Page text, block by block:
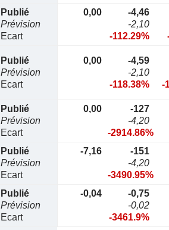
Publié
Prévision
Ecart
0,00
-4,46
-2,10
-112.29%
Publié
Prévision
Ecart
0,00
-4,59
-2,10
-118.38%
-
Publié
Prévision
Ecart
0,00
-127
-4,20
-2914.86%
Publié
Prévision
Ecart
-7,16
-151
-4,20
-3490.95%
Publié
Prévision
Ecart
-0,04
-0,75
-0,02
-3461.9%